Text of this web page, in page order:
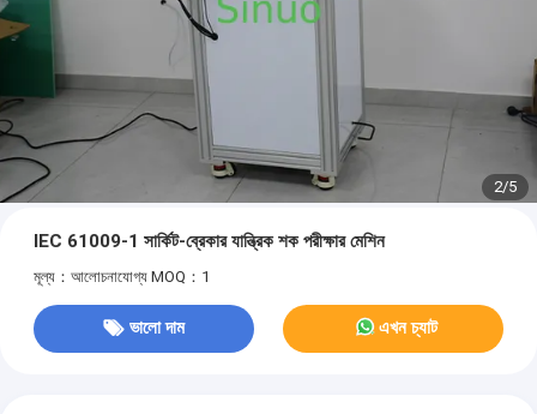
2/5
IEC 61009-1 সার্কিট-ব্রেকার যান্ত্রিক শক পরীক্ষার মেশিন
মূল্য：আলোচনাযোগ্য MOQ：1
ভালো দাম এখন চ্যাট